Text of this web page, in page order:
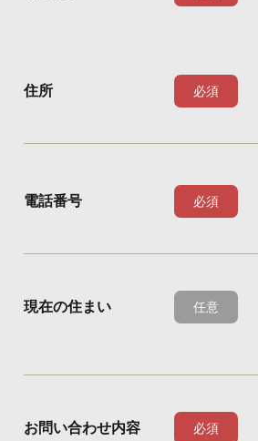
住所 必須
電話番号 必須
現在の住まい 任意
お問い合わせ内容 必須